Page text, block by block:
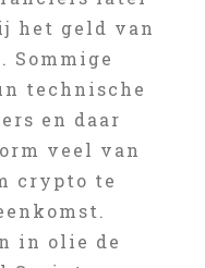
het geld van
Sommige
technische
en daar
veel van
crypto te
in olie de